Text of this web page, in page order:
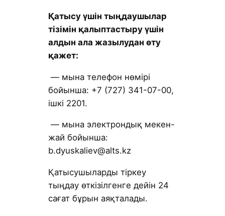
Қатысу үшін тыңдаушылар
тізімін қалыптастыру үшін
алдын ала жазылудан өту
қажет:
— мына телефон нөмірі
бойынша: +7 (727) 341-07-00,
ішкі 2201.
— мына электрондық мекен-
жай бойынша:
b.dyuskaliev@alts.kz
Қатысушыларды тіркеу
тыңдау өткізілгенге дейін 24
сағат бұрын аяқталады.